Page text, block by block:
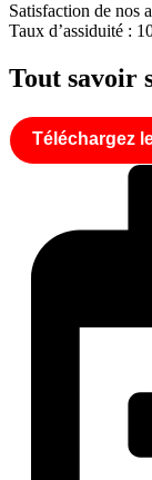
Satisfaction de nos
Taux d’assiduité :
Tout savoir
Téléchargez